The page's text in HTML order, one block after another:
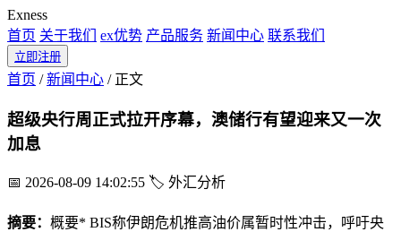
Exness
首页 关于我们 ex优势 产品服务 新闻中心 联系我们
立即注册
首页 /新闻中心 / 正文
超级央行周正式拉开序幕，澳储行有望迎来又一次
加息
📅 2026-08-09 14:02:55 🏷️ 外汇分析
摘要： 概要* BIS称伊朗危机推高油价属暂时性冲击，呼吁央